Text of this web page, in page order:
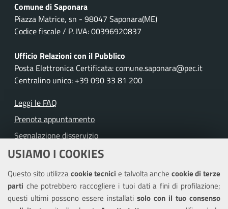
USIAMO I COOKIES
Questo sito utilizzacookie tecnicie talvolta anche cookie di terze
parti che potrebbero raccogliere i tuoi dati a fini di profilazione;
questi ultimi possono essere installati solo con il tuo consenso
Comune di Saponara
Piazza Matrice, sn - 98047 Saponara(ME)
Codice fiscale / P. IVA: 00396920837
Ufficio Relazioni con il Pubblico
Posta Elettronica Certificata: comune.saponara@pec.it
Centralino unico: +39 090 33 81 200
Leggi le FAQ
Prenota appuntamento
Segnalazione disservizio
Richiesta assistenza
Amministrazione trasparente
Informativa privacy